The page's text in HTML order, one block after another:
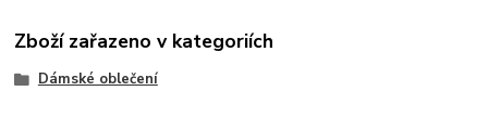
Zboží zařazeno v kategoriích
Dámské oblečení